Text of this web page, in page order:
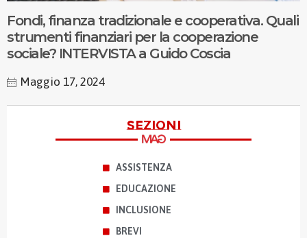
Fondi, finanza tradizionale e cooperativa. Quali
strumenti finanziari per la cooperazione
sociale? INTERVISTA a Guido Coscia
Maggio 17, 2024
sezioni
ASSISTENZA
EDUCAZIONE
INCLUSIONE
BREVI